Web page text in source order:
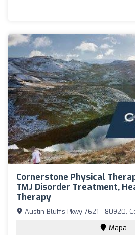
Cornerstone Physical
TMJ Disorder Treatment,
Therapy
Austin Bluffs Pkwy 7621 - 80920,
Mapa